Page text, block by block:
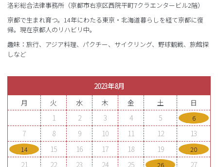
洛彩総合法律事務所（京都市右京区西院平町7クラエンタービル2階）
京都で生まれ育つ。14年にわたる東京・北海道暮らしを経て京都に復
帰。現在京都人のリハビリ中。
趣味：旅行、アジア料理、パクチー、サイクリング、野球観戦、旅館探
しなど
2023年8月
月
火 水 木 金 土
日
1
2 3 4 5 6
7 8 9 10 11 12 13
14 15 16 17 18 19 20
21 22 23 24 25 26
27